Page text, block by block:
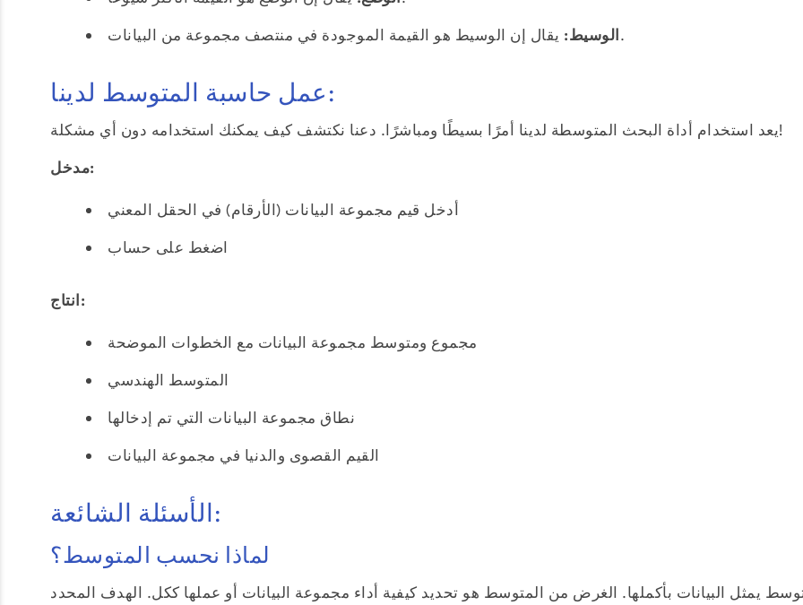
الوسيط:يقال إن الوسيط هو القيمة الموجودة في منتصف مجموعة من البيانات.
عمل حاسبة المتوسط لدينا:
يعد استخدام أداة البحث المتوسطة لدينا أمرًا بسيطًا ومباشرًا. دعنا نكتشف كيف يمكنك استخدامه دون أي مشكلة!
مدخل:
أدخل قيم مجموعة البيانات (الأرقام) في الحقل المعني
اضغط على حساب
انتاج:
مجموع ومتوسط مجموعة البيانات مع الخطوات الموضحة
المتوسط الهندسي
نطاق مجموعة البيانات التي تم إدخالها
القيم القصوى والدنيا في مجموعة البيانات
الأسئلة الشائعة:
لماذا نحسب المتوسط؟
يمثل البيانات بأكملها. الغرض من المتوسط هو تحديد كيفية أداء مجموعة البيانات أو عملها ككل. الهدف المحدد